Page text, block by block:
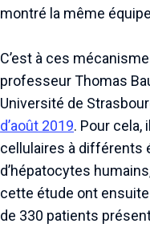
montré la même
C’est à ces
professeur Thomas
Université de
d’août 2019. Pour cela,
cellulaires à différents
d’hépatocytes
cette étude ont
de 330 patients